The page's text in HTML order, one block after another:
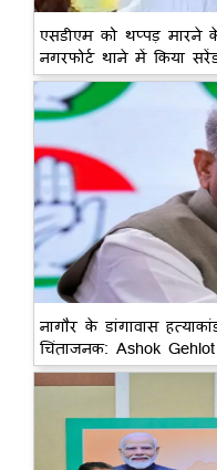
एसडीएम को थप्पड़
नगरफोर्ट थाने में किया
नागौर के डांगावास
चिंताजनक: Ashok Gehlot